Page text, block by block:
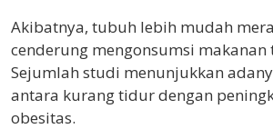
Akibatnya, tubuh lebih mudah
cenderung mengonsumsi
Sejumlah studi menunjukkan
antara kurang tidur dengan
obesitas.